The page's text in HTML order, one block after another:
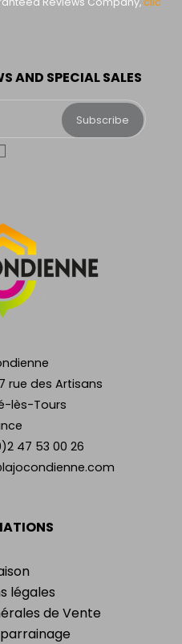
légales
de Vente
rue des Artisans
lès-Tours
47 53 00 26
AND SPECIAL SALES
Subscribe